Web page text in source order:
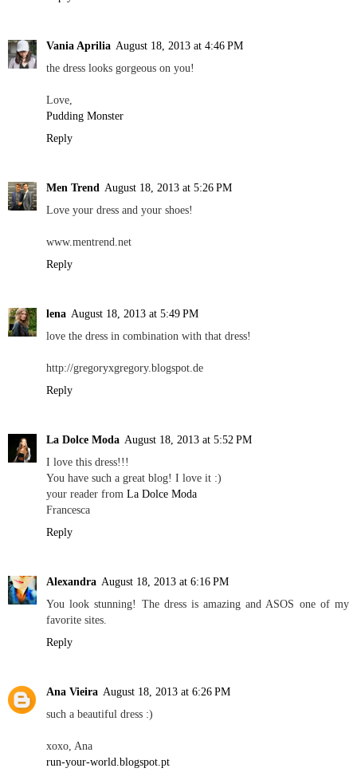
Vania Aprilia August 18, 2013 at 4:46 PM
the dress looks gorgeous on you!
Love,
Pudding Monster
Reply
Men Trend August 18, 2013 at 5:26 PM
Love your dress and your shoes!
www.mentrend.net
Reply
lena August 18, 2013 at 5:49 PM
love the dress in combination with that dress!
http://gregoryxgregory.blogspot.de
Reply
La Dolce Moda August 18, 2013 at 5:52 PM
I love this dress!!!
You have such a great blog! I love it :)
your reader from La Dolce Moda
Francesca
Reply
Alexandra August 18, 2013 at 6:16 PM
You look stunning! The dress is amazing and ASOS one of my
favorite sites.
Reply
Ana Vieira August 18, 2013 at 6:26 PM
such a beautiful dress :)
xoxo, Ana
run-your-world.blogspot.pt